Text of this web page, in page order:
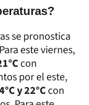
se pronostica
este viernes,
con
por el este,
y 22°Ccon